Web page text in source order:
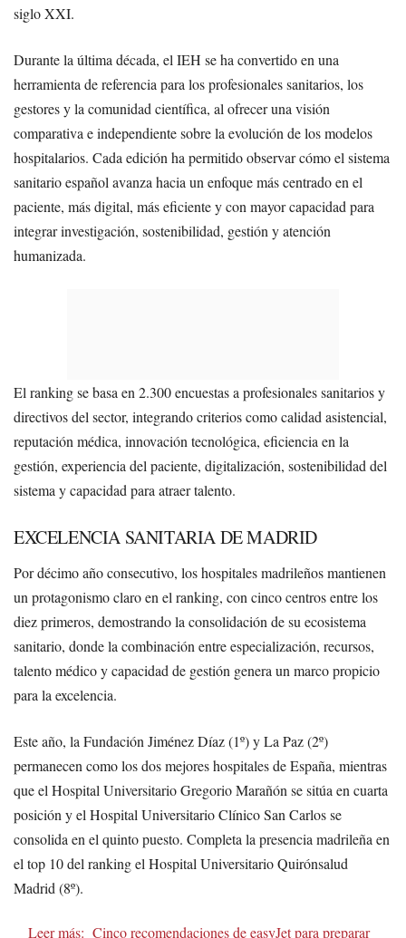
siglo XXI.
Durante la última década, el IEH se ha convertido en una
herramienta de referencia para los profesionales sanitarios, los
gestores y la comunidad científica, al ofrecer una visión
comparativa e independiente sobre la evolución de los modelos
hospitalarios. Cada edición ha permitido observar cómo el sistema
sanitario español avanza hacia un enfoque más centrado en el
paciente, más digital, más eficiente y con mayor capacidad para
integrar investigación, sostenibilidad, gestión y atención
humanizada.
El ranking se basa en 2.300 encuestas a profesionales sanitarios y
directivos del sector, integrando criterios como calidad asistencial,
reputación médica, innovación tecnológica, eficiencia en la
gestión, experiencia del paciente, digitalización, sostenibilidad del
sistema y capacidad para atraer talento.
EXCELENCIA SANITARIA DE MADRID
Por décimo año consecutivo, los hospitales madrileños mantienen
un protagonismo claro en el ranking, con cinco centros entre los
diez primeros, demostrando la consolidación de su ecosistema
sanitario, donde la combinación entre especialización, recursos,
talento médico y capacidad de gestión genera un marco propicio
para la excelencia.
Este año, la Fundación Jiménez Díaz (1º) y La Paz (2º)
permanecen como los dos mejores hospitales de España, mientras
que el Hospital Universitario Gregorio Marañón se sitúa en cuarta
posición y el Hospital Universitario Clínico San Carlos se
consolida en el quinto puesto. Completa la presencia madrileña en
el top 10 del ranking el Hospital Universitario Quirónsalud
Madrid (8º).
Leer más: Cinco recomendaciones de easyJet para preparar